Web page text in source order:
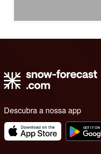
Descubra a nossa app